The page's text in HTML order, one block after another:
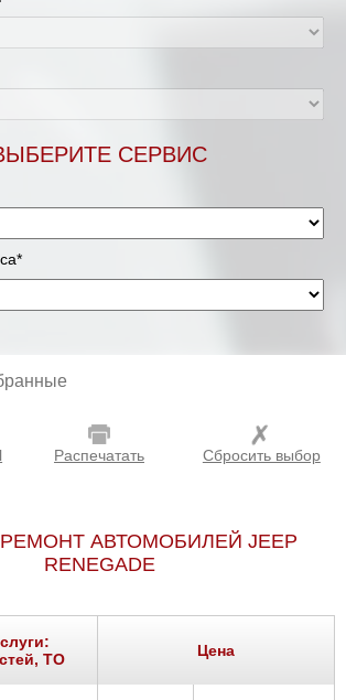
СЕРВИС
Распечатать Сбросить выбор
АВТОМОБИЛЕЙ JEEP
RENEGADE
ТО
Цена